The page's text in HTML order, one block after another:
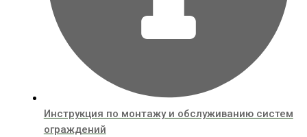
Инструкция по монтажу и обслуживанию систем
ограждений